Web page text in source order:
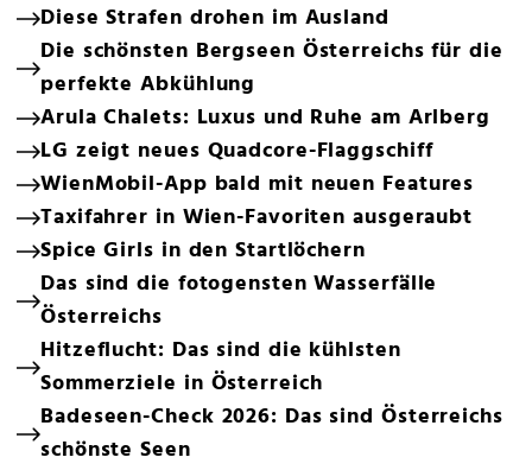
Diese Strafen drohen im Ausland
Die schönsten Bergseen Österreichs für die
perfekte Abkühlung
Arula Chalets: Luxus und Ruhe am Arlberg
LG zeigt neues Quadcore-Flaggschiff
WienMobil-App bald mit neuen Features
Taxifahrer in Wien-Favoriten ausgeraubt
Spice Girls in den Startlöchern
Das sind die fotogensten Wasserfälle
Österreichs
Hitzeflucht: Das sind die kühlsten
Sommerziele in Österreich
Badeseen-Check 2026: Das sind Österreichs
schönste Seen